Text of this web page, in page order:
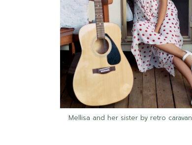
Mellisa and her sister by retro caravan